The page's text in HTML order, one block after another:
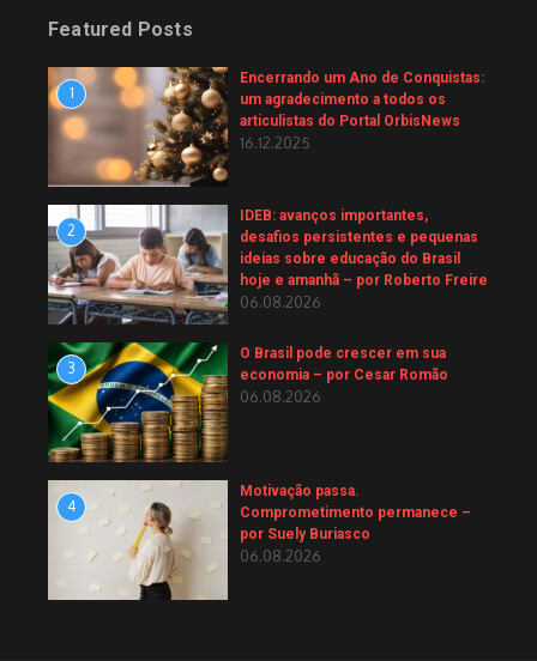
Featured Posts
1
Encerrando um Ano de Conquistas:
um agradecimento a todos os
articulistas do Portal OrbisNews
16.12.2025
2
IDEB: avanços importantes,
desafios persistentes e pequenas
ideias sobre educação do Brasil
hoje e amanhã – por Roberto Freire
06.08.2026
3
O Brasil pode crescer em sua
economia – por Cesar Romão
06.08.2026
4
Motivação passa.
Comprometimento permanece –
por Suely Buriasco
06.08.2026